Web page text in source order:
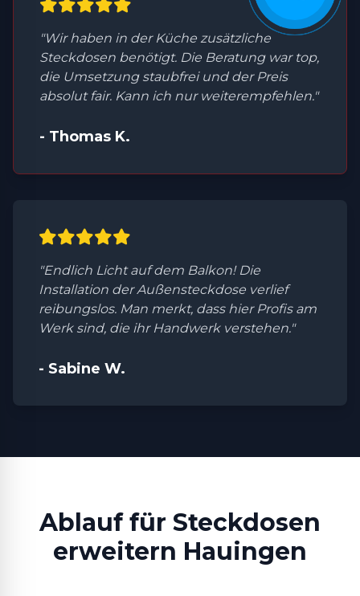
"Wir haben in der Küche zusätzliche
Steckdosen benötigt. Die Beratung war top,
die Umsetzung staubfrei und der Preis
absolut fair. Kann ich nur weiterempfehlen."
- Thomas K.
"Endlich Licht auf dem Balkon! Die
Installation der Außensteckdose verlief
reibungslos. Man merkt, dass hier Profis am
Werk sind, die ihr Handwerk verstehen."
- Sabine W.
Ablauf für Steckdosen
erweitern Hauingen